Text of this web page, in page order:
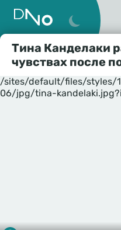
Тина Канделаки
чувствах после
/sites/default/files/styles/
06/jpg/tina-